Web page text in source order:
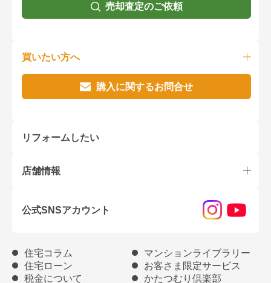
売却査定のご依頼
買いたい方へ
購入に関するお問合せ
リフォームしたい
店舗情報
公式SNSアカウント
住宅コラム
マンションライブラリー
住宅ローン
お客さま限定サービス
税金について
かたつむり倶楽部